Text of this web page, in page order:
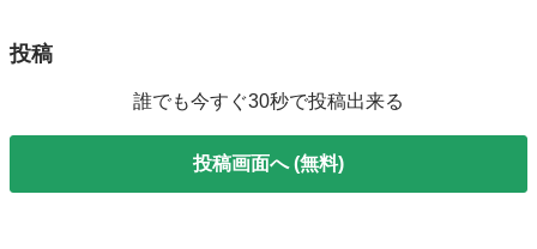
投稿
誰でも今すぐ30秒で投稿出来る
投稿画面へ (無料)